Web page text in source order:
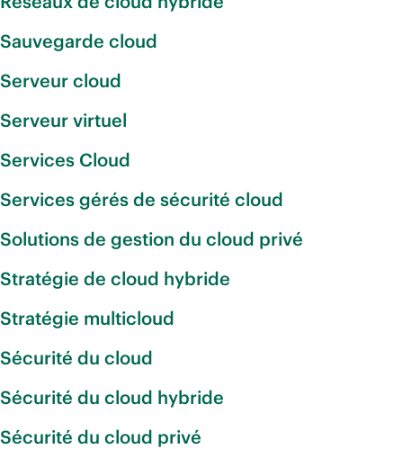
Sauvegarde cloud
Serveur cloud
Serveur virtuel
Services Cloud
Services gérés de sécurité cloud
Solutions de gestion du cloud privé
Stratégie de cloud hybride
Stratégie multicloud
Sécurité du cloud
Sécurité du cloud hybride
Sécurité du cloud privé